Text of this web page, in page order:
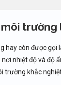
trường
hay còn được gọi
nhiệt độ và độ
trường khắc